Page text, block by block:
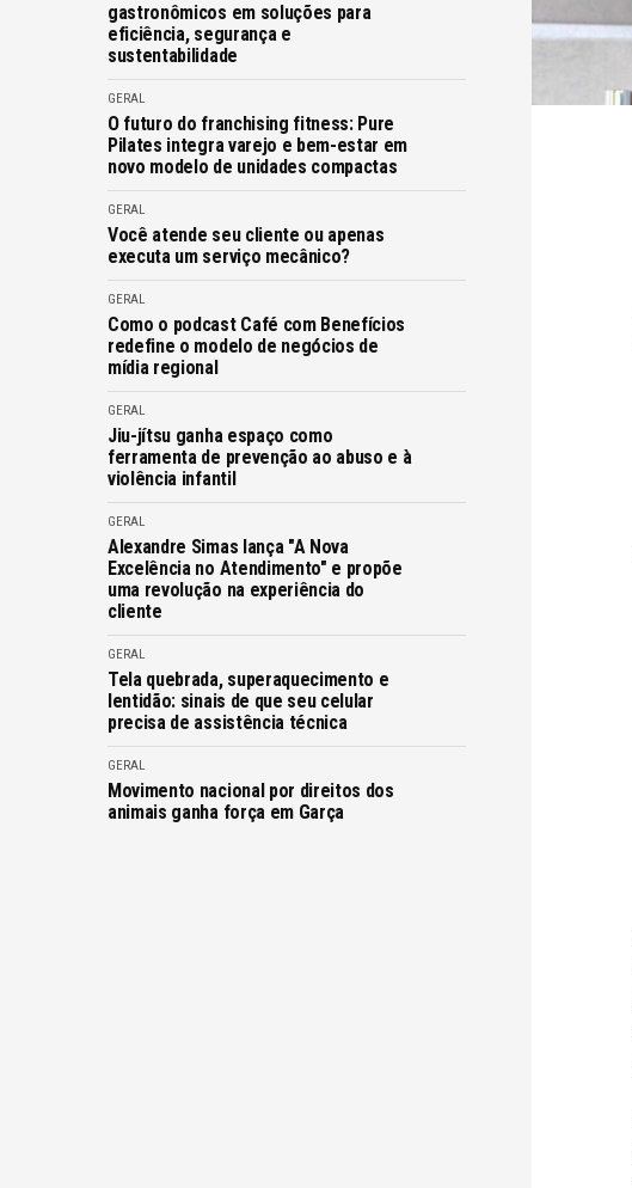
gastronômicos em soluções para
eficiência, segurança e
sustentabilidade
GERAL
O futuro do franchising fitness: Pure
Pilates integra varejo e bem-estar em
novo modelo de unidades compactas
GERAL
Você atende seu cliente ou apenas
executa um serviço mecânico?
GERAL
Como o podcast Café com Benefícios
redefine o modelo de negócios de
mídia regional
GERAL
Jiu-jítsu ganha espaço como
ferramenta de prevenção ao abuso e à
violência infantil
GERAL
Alexandre Simas lança "A Nova
Excelência no Atendimento" e propõe
uma revolução na experiência do
cliente
GERAL
Tela quebrada, superaquecimento e
lentidão: sinais de que seu celular
precisa de assistência técnica
GERAL
Movimento nacional por direitos dos
animais ganha força em Garça